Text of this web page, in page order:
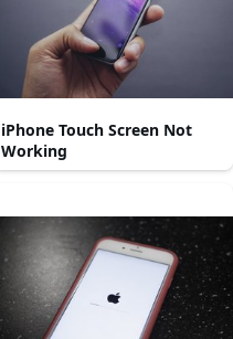
iPhone Touch Screen Not
Working